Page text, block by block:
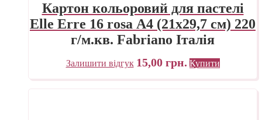
Картон кольоровий для пастелі
Elle Erre 16 rosa А4 (21х29,7 см) 220
г/м.кв. Fabriano Італія
Залишити відгук 15,00 грн. Купити